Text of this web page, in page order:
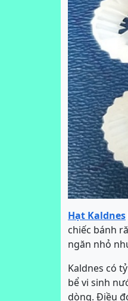
Hạt Kaldnes
chiếc bánh
ngăn nhỏ
Kaldnes có
bể vi sinh
dòng. Điều